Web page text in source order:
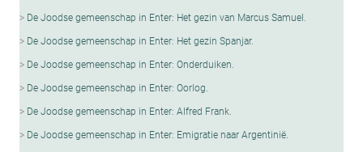
De Joodse gemeenschap in Enter: Het gezin van Marcus Samuel.
De Joodse gemeenschap in Enter: Het gezin Spanjar.
De Joodse gemeenschap in Enter: Onderduiken.
De Joodse gemeenschap in Enter: Oorlog.
De Joodse gemeenschap in Enter: Alfred Frank.
De Joodse gemeenschap in Enter: Emigratie naar Argentinië.